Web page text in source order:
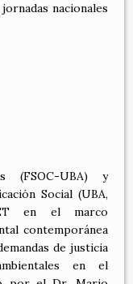
nacionales
(FSOC-UBA) y
Social (UBA,
en el marco
contemporánea
de justicia
en el